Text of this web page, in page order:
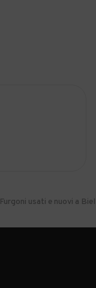
Furgoni usati e nuovi a